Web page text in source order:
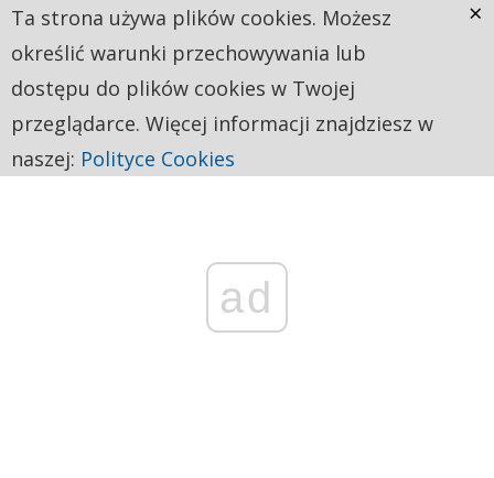
ad
Ta strona używa plików cookies. Możesz
określić warunki przechowywania lub
dostępu do plików cookies w Twojej
przeglądarce. Więcej informacji znajdziesz w
naszej: Polityce Cookies
×